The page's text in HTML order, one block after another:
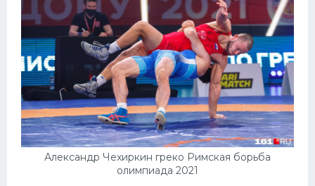
Александр Чехиркин греко Римская борьба
олимпиада 2021